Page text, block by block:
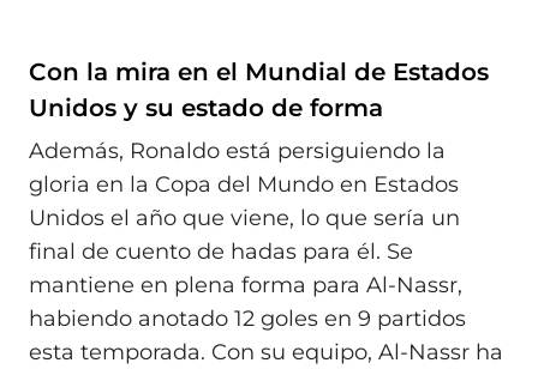
Con la mira en el Mundial de Estados
Unidos y su estado de forma
Además, Ronaldo está persiguiendo la
gloria en la Copa del Mundo en Estados
Unidos el año que viene, lo que sería un
final de cuento de hadas para él. Se
mantiene en plena forma para Al‑Nassr,
habiendo anotado 12 goles en 9 partidos
esta temporada. Con su equipo, Al‑Nassr ha